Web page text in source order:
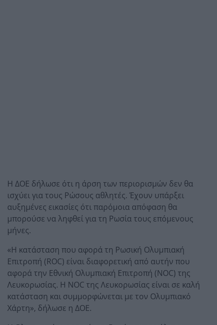
Η ΔΟΕ δήλωσε ότι η άρση των περιορισμών δεν θα
ισχύει για τους Ρώσους αθλητές. Έχουν υπάρξει
αυξημένες εικασίες ότι παρόμοια απόφαση θα
μπορούσε να ληφθεί για τη Ρωσία τους επόμενους
μήνες.
«Η κατάσταση που αφορά τη Ρωσική Ολυμπιακή
Επιτροπή (ROC) είναι διαφορετική από αυτήν που
αφορά την Εθνική Ολυμπιακή Επιτροπή (NOC) της
Λευκορωσίας. Η NOC της Λευκορωσίας είναι σε καλή
κατάσταση και συμμορφώνεται με τον Ολυμπιακό
Χάρτη», δήλωσε η ΔΟΕ.